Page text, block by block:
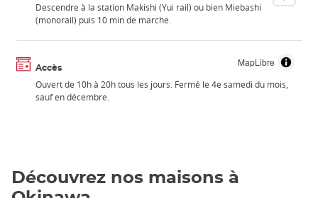
MapLibre
Descendre à la station Makishi (Yui rail) ou bien Miebashi
(monorail) puis 10 min de marche.
Accès
Ouvert de 10h à 20h tous les jours. Fermé le 4e samedi du mois,
sauf en décembre.
Découvrez nos maisons à